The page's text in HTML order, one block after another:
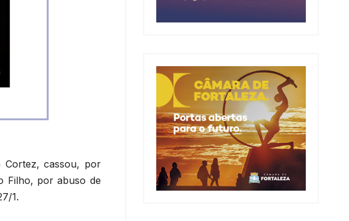
Cortez, cassou, por
Filho, por abuso de
1.